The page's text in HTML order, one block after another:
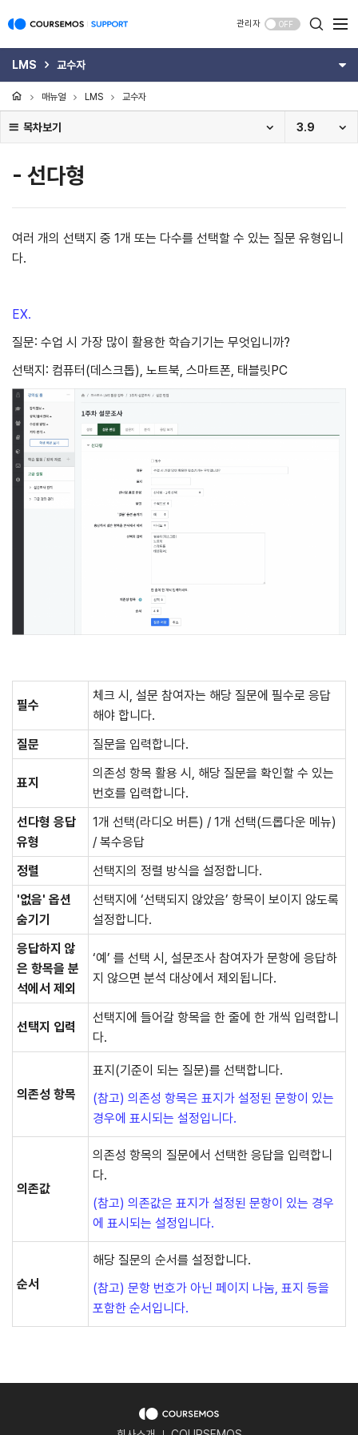
관리자 OFF
LMS 교수자
매뉴얼 LMS 교수자
목차보기 3.9
- 선다형
여러 개의 선택지 중 1개 또는 다수를 선택할 수 있는 질문 유형입니
다.
EX.
질문: 수업 시 가장 많이 활용한 학습기기는 무엇입니까?
선택지: 컴퓨터(데스크톱), 노트북, 스마트폰, 태블릿PC
필수
체크 시, 설문 참여자는 해당 질문에 필수로 응답
해야 합니다.
질문
질문을 입력합니다.
표지
의존성 항목 활용 시, 해당 질문을 확인할 수 있는
번호를 입력합니다.
선다형 응답
유형
1개 선택(라디오 버튼) / 1개 선택(드롭다운 메뉴)
/ 복수응답
정렬
선택지의 정렬 방식을 설정합니다.
'없음' 옵션
숨기기
선택지에 ‘선택되지 않았음’ 항목이 보이지 않도록
설정합니다.
응답하지 않
은 항목을 분
석에서 제외
‘예’ 를 선택 시, 설문조사 참여자가 문항에 응답하
지 않으면 분석 대상에서 제외됩니다.
선택지 입력
선택지에 들어갈 항목을 한 줄에 한 개씩 입력합니
다.
의존성 항목
표지(기준이 되는 질문)를 선택합니다.
(참고) 의존성 항목은 표지가 설정된 문항이 있는
경우에 표시되는 설정입니다.
의존값
의존성 항목의 질문에서 선택한 응답을 입력합니
다.
(참고) 의존값은 표지가 설정된 문항이 있는 경우
에 표시되는 설정입니다.
순서
해당 질문의 순서를 설정합니다.
(참고) 문항 번호가 아닌 페이지 나눔, 표지 등을
포함한 순서입니다.